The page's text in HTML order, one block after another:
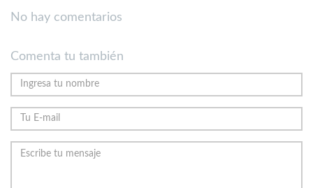
No hay comentarios
Comenta tu también